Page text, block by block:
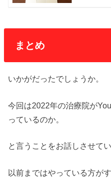
まとめ
いかがだったでしょうか。
今回は2022年の治療院が
っているのか。
と言うことをお話しさせて
以前まではやっている方がす